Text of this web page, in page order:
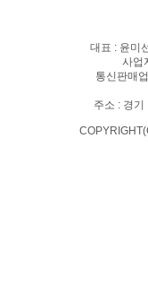
대표 : 윤미
사업
통신판매
주소 : 경